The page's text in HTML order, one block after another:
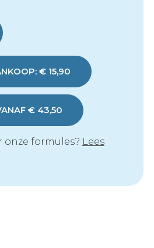
€ 15,90
€ 43,50
onze formules? Lees